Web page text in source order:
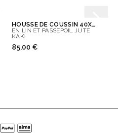
HOUSSE DE COUSSIN 40X65 CM
EN LIN ET PASSEPOIL JUTE
KAKI
85,00 €